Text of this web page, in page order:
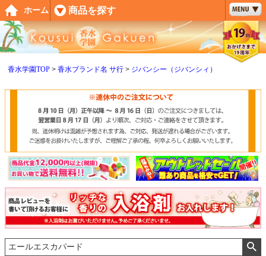
香水学園TOP 香水ブランド名 サ行 ジバンシー（ジバンシィ）
ペー
ジト
ップ
へ
ホーム 商品を探す